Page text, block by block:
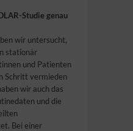
Studie genau
wir untersucht,
stationär
und Patienten
Schritt vermieden
wir auch das
und die
Bei einer